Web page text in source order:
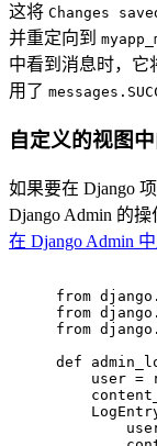
这将 Changes
并重定向到
中看到消息时，它
用了
自定义的视图
如果要在 Django
Django Admin 的
在 Django Admin
from
from
from
def
user =